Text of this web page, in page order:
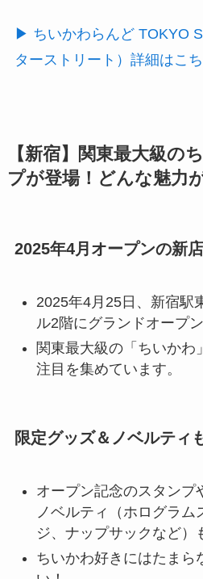
▶︎ ちいかわらんど TOKYO
ターストリート）詳細はこ
【新宿】関東最大級の
プが登場！どんな魅力
2025年4月オープンの新
2025年4月25日、新宿駅
ル2階にグランドオープン
関東最大級の「ちいかわ
注目を集めています。
限定グッズ＆ノベルティ
オープン記念のスタンプ
ノベルティ（ホログラム
ジ、ナップサックなど）
ちいかわ好きにはたまら